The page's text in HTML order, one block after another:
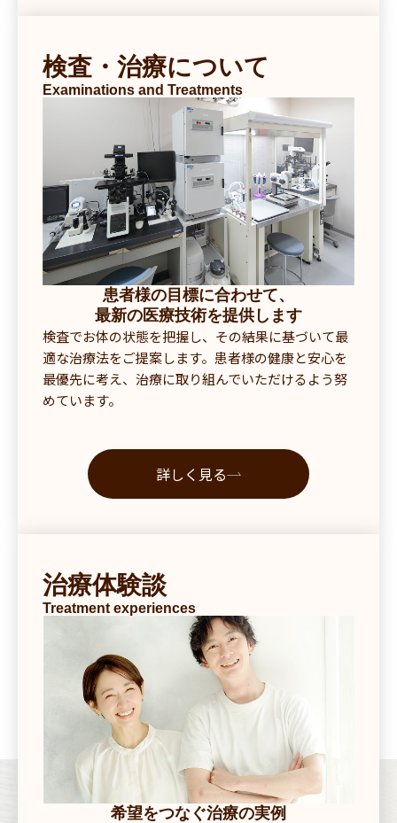
検査・治療について
Examinations and Treatments
患者様の目標に合わせて、
最新の医療技術を提供します
検査でお体の状態を把握し、その結果に基づいて最
適な治療法をご提案します。患者様の健康と安心を
最優先に考え、治療に取り組んでいただけるよう努
めています。
詳しく見る
治療体験談
Treatment experiences
希望をつなぐ治療の実例